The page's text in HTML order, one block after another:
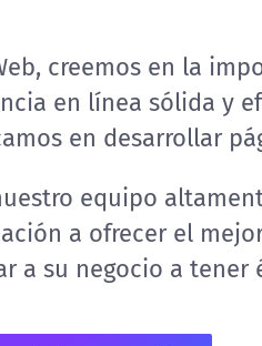
creemos en la
en línea sólida y
en desarrollar
equipo
a ofrecer el
a su negocio a tener